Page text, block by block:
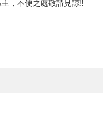
，不便之處敬請見諒!!